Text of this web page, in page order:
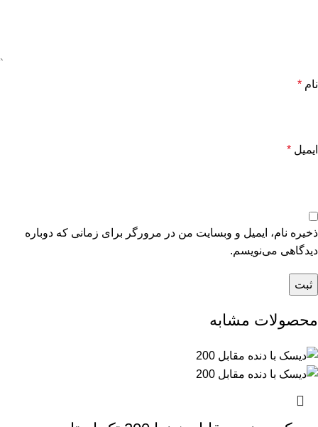
نام *
ایمیل *
ذخیره نام، ایمیل و وبسایت من در مرورگر برای زمانی که دوباره
دیدگاهی می‌نویسم.
محصولات مشابه